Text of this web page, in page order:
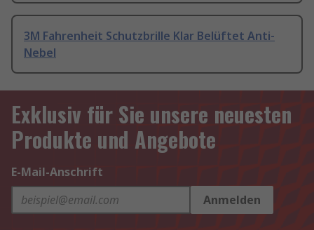
3M Fahrenheit Schutzbrille Klar Belüftet Anti-
Nebel
Exklusiv für Sie unsere neuesten
Produkte und Angebote
E-Mail-Anschrift
Anmelden